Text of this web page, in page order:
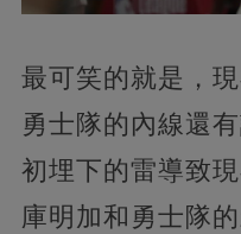
最可笑的就是，
勇士隊的內線還
初埋下的雷導致
庫明加和勇士隊